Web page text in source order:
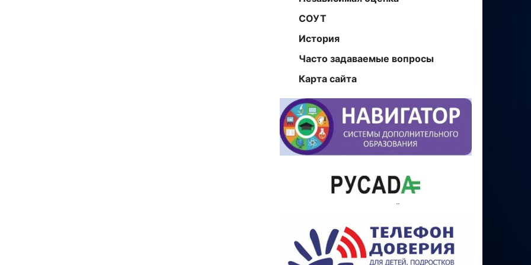
СОУТ
История
Часто задаваемые вопросы
Карта сайта